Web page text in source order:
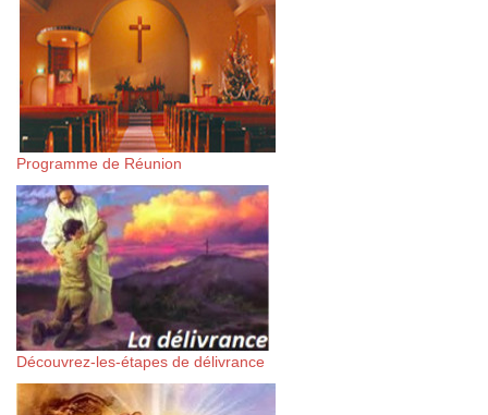
Programme de Réunion
Découvrez-les-étapes de délivrance